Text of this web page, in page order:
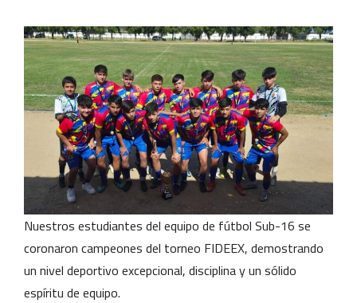
Nuestros estudiantes del equipo de fútbol Sub-16 se
coronaron campeones del torneo FIDEEX, demostrando
un nivel deportivo excepcional, disciplina y un sólido
espíritu de equipo.